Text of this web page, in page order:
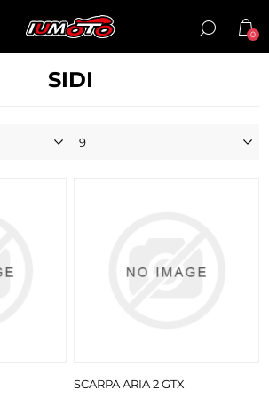
0
SIDI
SCARPA ARIA 2 GTX